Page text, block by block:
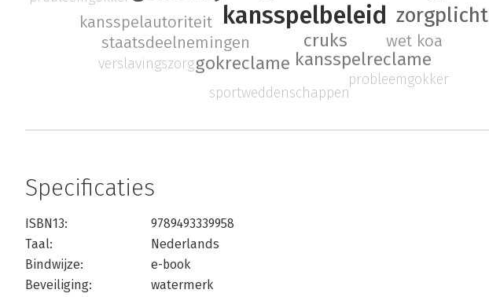
kansspelbeleid zorgplicht
cruks
kansspelreclame
gokreclame
staatsdeelnemingen wet koa
kansspelautoriteit
probleemgokker
sportweddenschappen
verslavingszorg
Specificaties
ISBN13:
9789493339958
Taal:
Nederlands
Bindwijze:
e-book
Beveiliging:
watermerk